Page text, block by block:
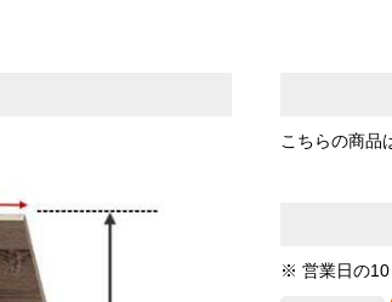
こちらの商品
※ 営業日の10